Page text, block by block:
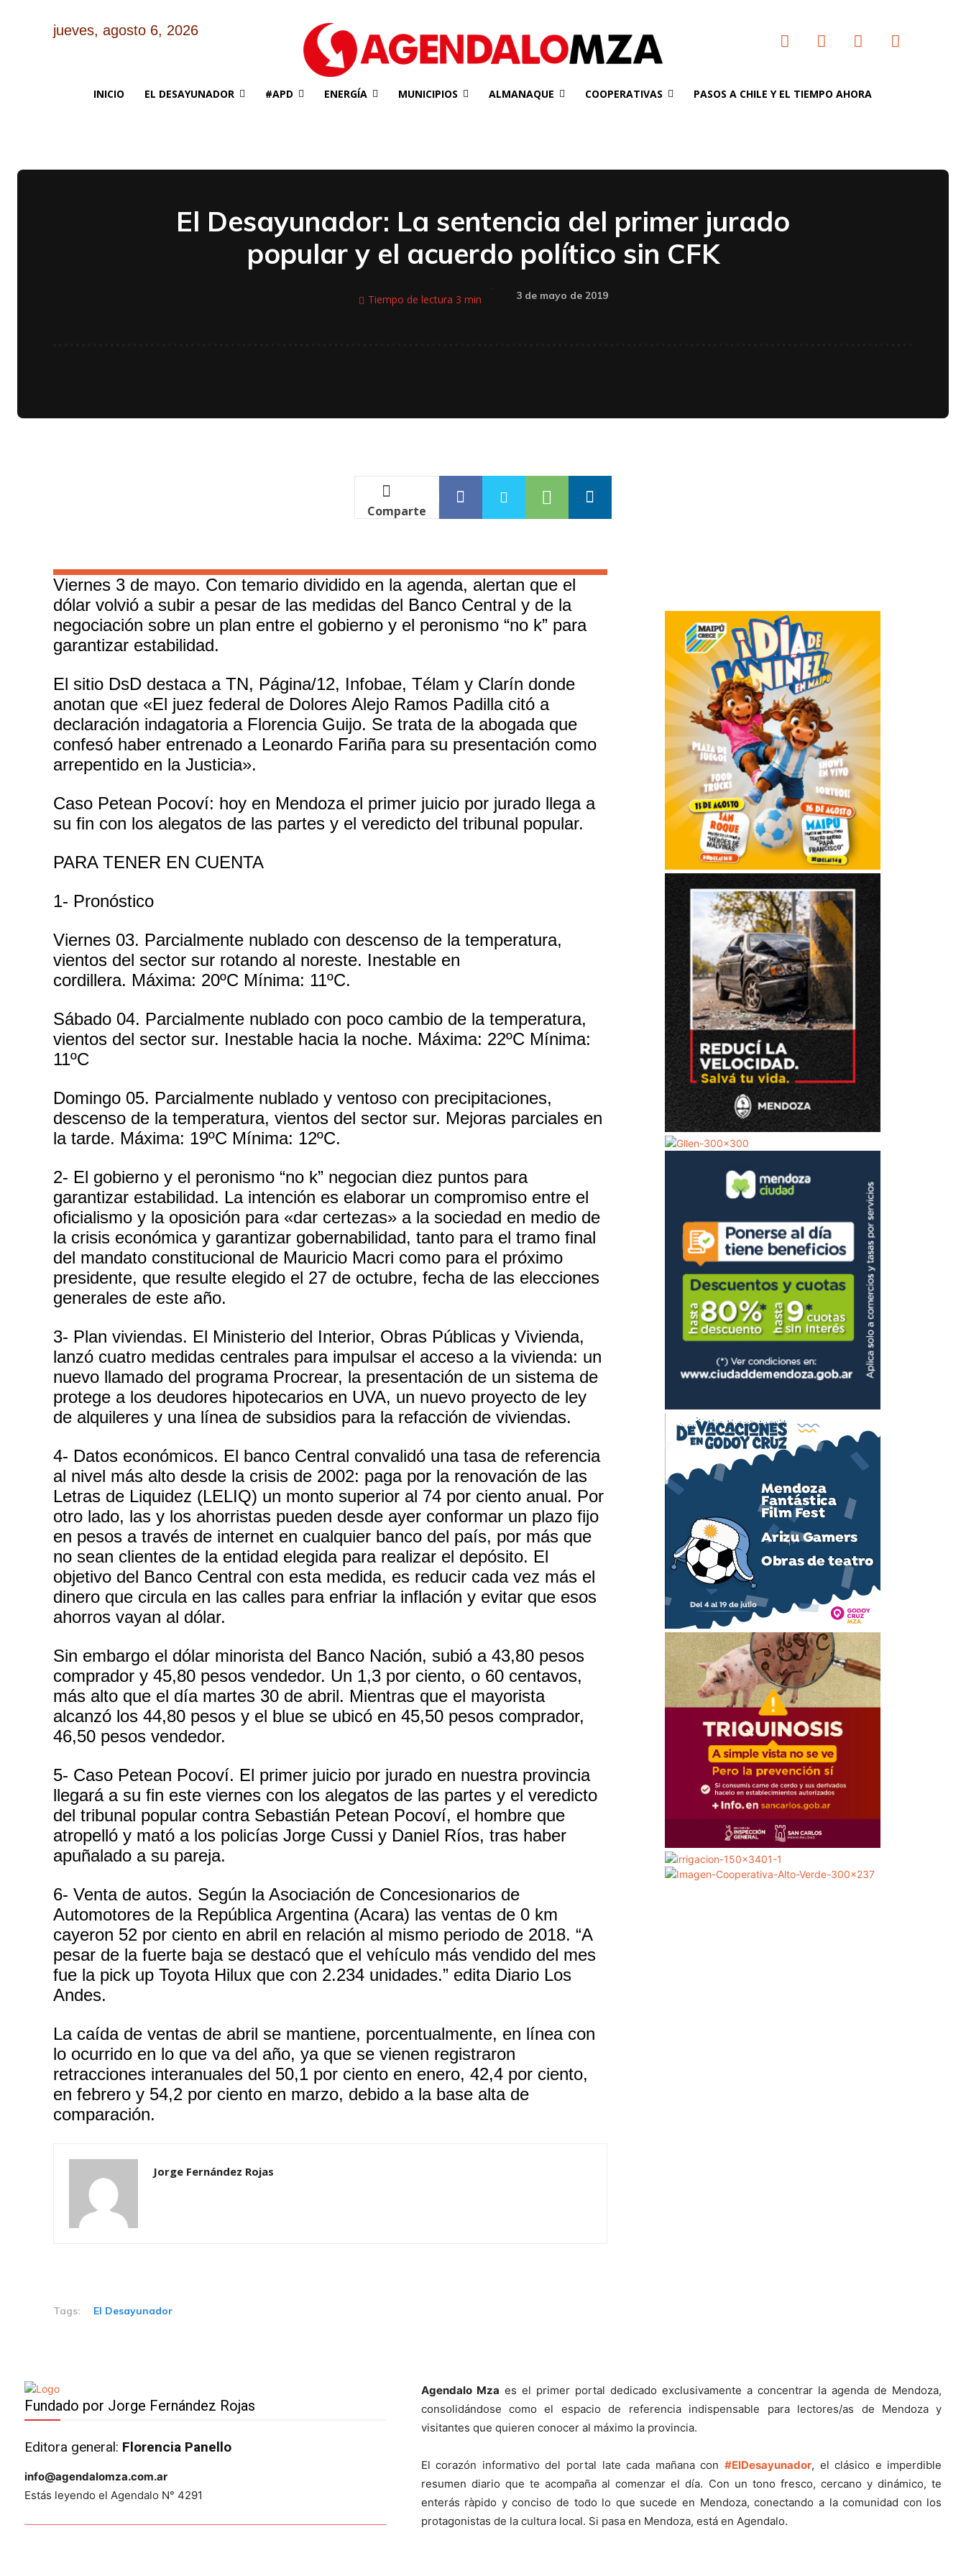
jueves, agosto 6, 2026
INICIO EL DESAYUNADOR #APD ENERGÍA MUNICIPIOS ALMANAQUE COOPERATIVAS PASOS A CHILE Y EL TIEMPO AHORA
El Desayunador: La sentencia del primer jurado
popular y el acuerdo político sin CFK
Tiempo de lectura 3 min 3 de mayo de 2019
Comparte
Viernes 3 de mayo. Con temario dividido en la agenda, alertan que el
dólar volvió a subir a pesar de las medidas del Banco Central y de la
negociación sobre un plan entre el gobierno y el peronismo “no k” para
garantizar estabilidad.
El sitio DsD destaca a TN, Página/12, Infobae, Télam y Clarín donde
anotan que «El juez federal de Dolores Alejo Ramos Padilla citó a
declaración indagatoria a Florencia Guijo. Se trata de la abogada que
confesó haber entrenado a Leonardo Fariña para su presentación como
arrepentido en la Justicia».
Caso Petean Pocoví: hoy en Mendoza el primer juicio por jurado llega a
su fin con los alegatos de las partes y el veredicto del tribunal popular.
PARA TENER EN CUENTA
1- Pronóstico
Viernes 03. Parcialmente nublado con descenso de la temperatura,
vientos del sector sur rotando al noreste. Inestable en
cordillera. Máxima: 20ºC Mínima: 11ºC.
Sábado 04. Parcialmente nublado con poco cambio de la temperatura,
vientos del sector sur. Inestable hacia la noche. Máxima: 22ºC Mínima:
11ºC
Domingo 05. Parcialmente nublado y ventoso con precipitaciones,
descenso de la temperatura, vientos del sector sur. Mejoras parciales en
la tarde. Máxima: 19ºC Mínima: 12ºC.
2- El gobierno y el peronismo “no k” negocian diez puntos para
garantizar estabilidad. La intención es elaborar un compromiso entre el
oficialismo y la oposición para «dar certezas» a la sociedad en medio de
la crisis económica y garantizar gobernabilidad, tanto para el tramo final
del mandato constitucional de Mauricio Macri como para el próximo
presidente, que resulte elegido el 27 de octubre, fecha de las elecciones
generales de este año.
3- Plan viviendas. El Ministerio del Interior, Obras Públicas y Vivienda,
lanzó cuatro medidas centrales para impulsar el acceso a la vivienda: un
nuevo llamado del programa Procrear, la presentación de un sistema de
protege a los deudores hipotecarios en UVA, un nuevo proyecto de ley
de alquileres y una línea de subsidios para la refacción de viviendas.
4- Datos económicos. El banco Central convalidó una tasa de referencia
al nivel más alto desde la crisis de 2002: paga por la renovación de las
Letras de Liquidez (LELIQ) un monto superior al 74 por ciento anual. Por
otro lado, las y los ahorristas pueden desde ayer conformar un plazo fijo
en pesos a través de internet en cualquier banco del país, por más que
no sean clientes de la entidad elegida para realizar el depósito. El
objetivo del Banco Central con esta medida, es reducir cada vez más el
dinero que circula en las calles para enfriar la inflación y evitar que esos
ahorros vayan al dólar.
Sin embargo el dólar minorista del Banco Nación, subió a 43,80 pesos
comprador y 45,80 pesos vendedor. Un 1,3 por ciento, o 60 centavos,
más alto que el día martes 30 de abril. Mientras que el mayorista
alcanzó los 44,80 pesos y el blue se ubicó en 45,50 pesos comprador,
46,50 pesos vendedor.
5- Caso Petean Pocoví. El primer juicio por jurado en nuestra provincia
llegará a su fin este viernes con los alegatos de las partes y el veredicto
del tribunal popular contra Sebastián Petean Pocoví, el hombre que
atropelló y mató a los policías Jorge Cussi y Daniel Ríos, tras haber
apuñalado a su pareja.
6- Venta de autos. Según la Asociación de Concesionarios de
Automotores de la República Argentina (Acara) las ventas de 0 km
cayeron 52 por ciento en abril en relación al mismo periodo de 2018. “A
pesar de la fuerte baja se destacó que el vehículo más vendido del mes
fue la pick up Toyota Hilux que con 2.234 unidades.” edita Diario Los
Andes.
La caída de ventas de abril se mantiene, porcentualmente, en línea con
lo ocurrido en lo que va del año, ya que se vienen registraron
retracciones interanuales del 50,1 por ciento en enero, 42,4 por ciento,
en febrero y 54,2 por ciento en marzo, debido a la base alta de
comparación.
Jorge Fernández Rojas
Tags: El Desayunador
Fundado por Jorge Fernández Rojas
Editora general: Florencia Panello
info@agendalomza.com.ar
Estás leyendo el Agendalo N° 4291
Agendalo Mza es el primer portal dedicado exclusivamente a concentrar la agenda de Mendoza,
consolidándose como el espacio de referencia indispensable para lectores/as de Mendoza y
visitantes que quieren conocer al máximo la provincia.
El corazón informativo del portal late cada mañana con #ElDesayunador, el clásico e imperdible
resumen diario que te acompaña al comenzar el día. Con un tono fresco, cercano y dinámico, te
enterás ràpido y conciso de todo lo que sucede en Mendoza, conectando a la comunidad con los
protagonistas de la cultura local. Si pasa en Mendoza, está en Agendalo.